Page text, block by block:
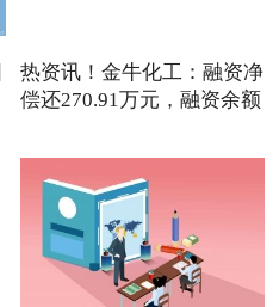
热资讯！金牛化工：融资净
偿还270.91万元，融资余额